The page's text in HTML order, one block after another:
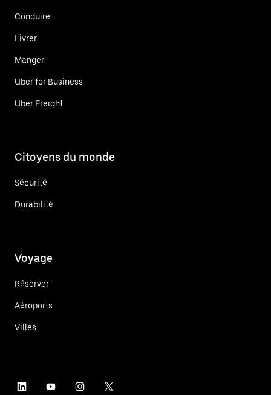
Conduire
Livrer
Manger
Uber for Business
Uber Freight
Citoyens du monde
Sécurité
Durabilité
Voyage
Réserver
Aéroports
Villes